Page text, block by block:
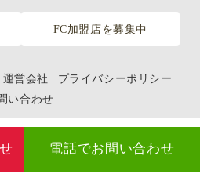
電話でお問い合わせ
FC加盟店を募集中
運営会社
プライバシーポリシー
い合わせ